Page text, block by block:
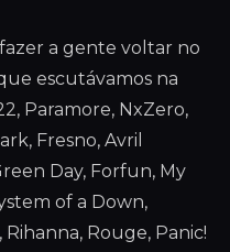
a gente voltar no
escutávamos na
Paramore, NxZero,
Fresno, Avril
Day, Forfun, My
of a Down,
Rouge, Panic!